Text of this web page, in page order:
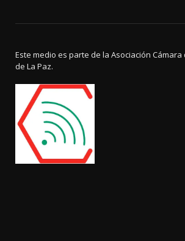
Este medio es parte de la Asociación
de La Paz.